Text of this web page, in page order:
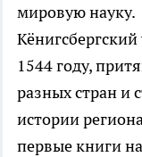
мировую науку.
1544 году,
разных стран и
истории
первые книги